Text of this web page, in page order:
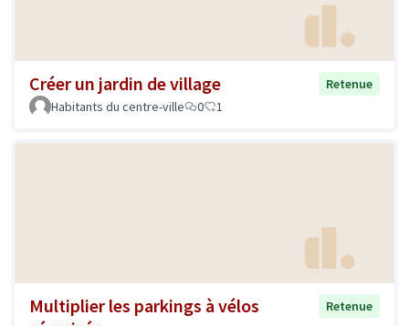
Créer un jardin de village
Retenue
Habitants du centre-ville
0 1
Multiplier les parkings à vélos
Retenue